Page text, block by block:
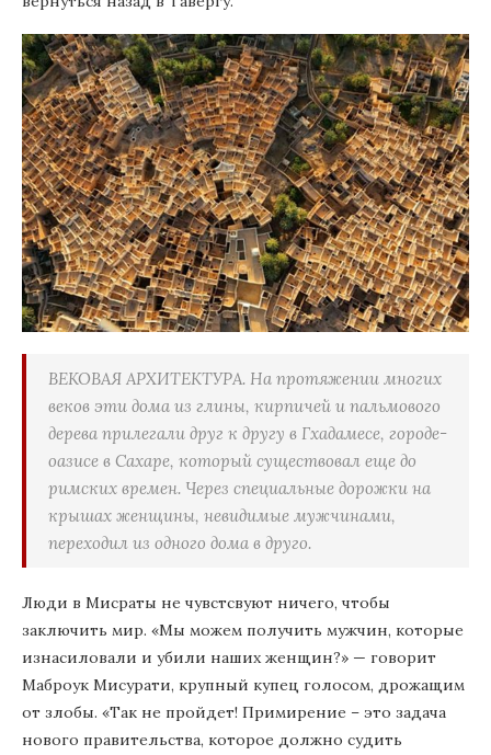
ВЕКОВАЯ АРХИТЕКТУРА. На протяжении многих
веков эти дома из глины, кирпичей и пальмового
дерева прилегали друг к другу в Гхадамесе, городе-
оазисе в Сахаре, который существовал еще до
римских времен. Через специальные дорожки на
крышах женщины, невидимые мужчинами,
переходил из одного дома в друго.
Люди в Мисраты не чувстсвуют ничего, чтобы
заключить мир. «Мы можем получить мужчин, которые
изнасиловали и убили наших женщин?» — говорит
Маброук Мисурати, крупный купец голосом, дрожащим
от злобы. «Так не пройдет! Примирение – это задача
нового правительства, которое должно судить